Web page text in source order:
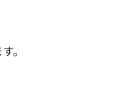
。